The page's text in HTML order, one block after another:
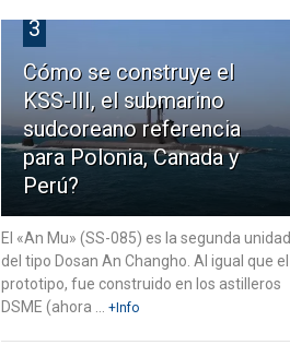
3
Cómo se construye el
KSS-III, el submarino
sudcoreano referencia
para Polonia, Canada y
Perú?
El «An Mu» (SS-085) es la segunda unidad
del tipo Dosan An Changho. Al igual que el
prototipo, fue construido en los astilleros
DSME (ahora ...
+Info